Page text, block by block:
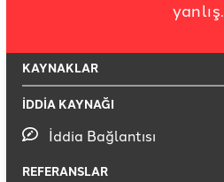
yanlış.
KAYNAKLAR
İDDİA KAYNAĞI
İddia Bağlantısı
REFERANSLAR